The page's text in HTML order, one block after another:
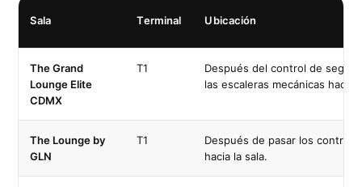
Sala Terminal Ubicación
The Grand
Lounge Elite
CDMX
T1
Después del control de
las escaleras mecánicas hacia
The Lounge by
GLN
T1
Después de pasar los
hacia la sala.